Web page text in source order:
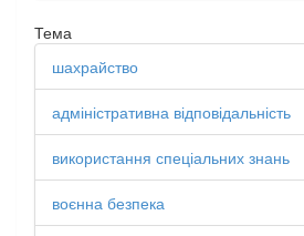
Тема
шахрайство
адміністративна відповідальність
використання спеціальних знань
воєнна безпека